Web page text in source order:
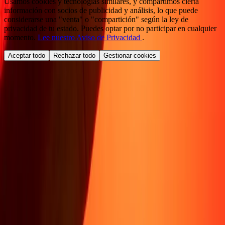
información con socios de publicidad y análisis, lo que puede
considerarse una "venta" o "compartición" según la ley de
privacidad de tu estado. Puedes optar por no participar en cualquier
momento. Lee nuestro Aviso de Privacidad .
Aceptar todo Rechazar todo Gestionar cookies